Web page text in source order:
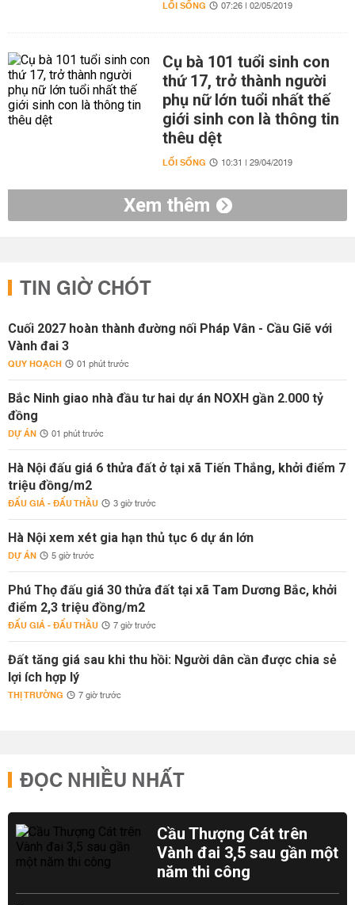
LỐI SỐNG 07:26 | 02/05/2019
Cụ bà 101 tuổi sinh con
thứ 17, trở thành người
phụ nữ lớn tuổi nhất thế
giới sinh con là thông tin
thêu dệt
LỐI SỐNG 10:31 | 29/04/2019
Xem thêm
TIN GIỜ CHÓT
Cuối 2027 hoàn thành đường nối Pháp Vân - Cầu Giẽ với
Vành đai 3
QUY HOẠCH 01 phút trước
Bắc Ninh giao nhà đầu tư hai dự án NOXH gần 2.000 tỷ
đồng
DỰ ÁN 01 phút trước
Hà Nội đấu giá 6 thửa đất ở tại xã Tiến Thắng, khởi điểm 7
triệu đồng/m2
ĐẤU GIÁ - ĐẤU THẦU 3 giờ trước
Hà Nội xem xét gia hạn thủ tục 6 dự án lớn
DỰ ÁN 5 giờ trước
Phú Thọ đấu giá 30 thửa đất tại xã Tam Dương Bắc, khởi
điểm 2,3 triệu đồng/m2
ĐẤU GIÁ - ĐẤU THẦU 7 giờ trước
Đất tăng giá sau khi thu hồi: Người dân cần được chia sẻ
lợi ích hợp lý
THỊ TRƯỜNG 7 giờ trước
ĐỌC NHIỀU NHẤT
Cầu Thượng Cát trên
Vành đai 3,5 sau gần một
năm thi công